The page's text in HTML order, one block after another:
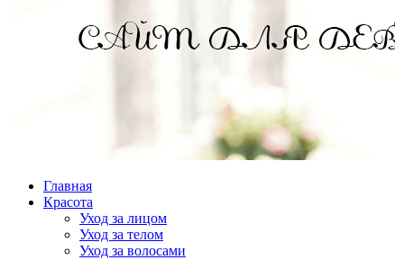
Главная
Красота
Уход за лицом
Уход за телом
Уход за волосами